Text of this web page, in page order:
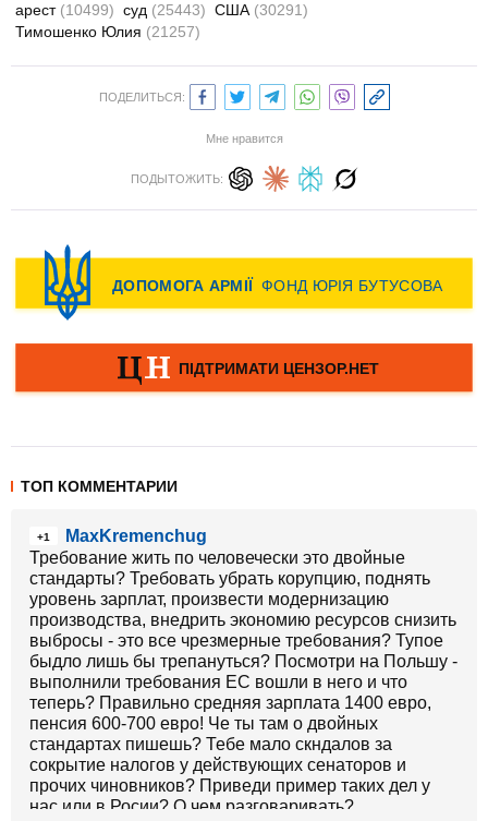
арест (10499) суд (25443) США (30291)
Тимошенко Юлия (21257)
ПОДЕЛИТЬСЯ:
Мне нравится
ПОДЫТОЖИТЬ:
ТОП КОММЕНТАРИИ
+1
MaxKremenchug
Требование жить по человечески это двойные
стандарты? Требовать убрать корупцию, поднять
уровень зарплат, произвести модернизацию
производства, внедрить экономию ресурсов снизить
выбросы - это все чрезмерные требования? Тупое
быдло лишь бы трепануться? Посмотри на Польшу -
выполнили требования ЕС вошли в него и что
теперь? Правильно средняя зарплата 1400 евро,
пенсия 600-700 евро! Че ты там о двойных
стандартах пишешь? Тебе мало скндалов за
сокрытие налогов у действующих сенаторов и
прочих чиновников? Приведи пример таких дел у
нас или в Росии? О чем разговаривать?